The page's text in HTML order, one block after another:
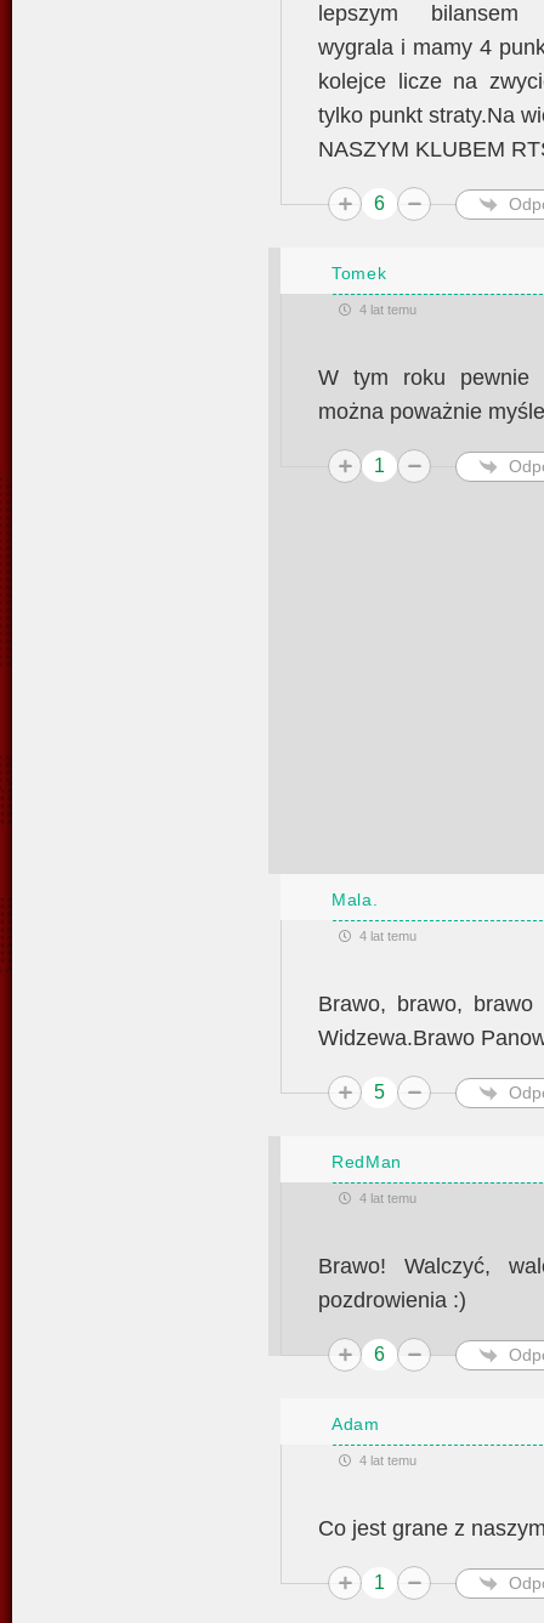
lepszym bilansem
wygrala i mamy 4
kolejce licze na
tylko punkt straty.Na
NASZYM KLUBEM
6
Tomek
4 lat temu
W tym roku pewnie
można poważnie
1
Mala.
4 lat temu
Brawo, brawo, brawo
Widzewa.Brawo
5
RedMan
4 lat temu
Brawo! Walczyć,
pozdrowienia :)
6
Adam
4 lat temu
Co jest grane z
1